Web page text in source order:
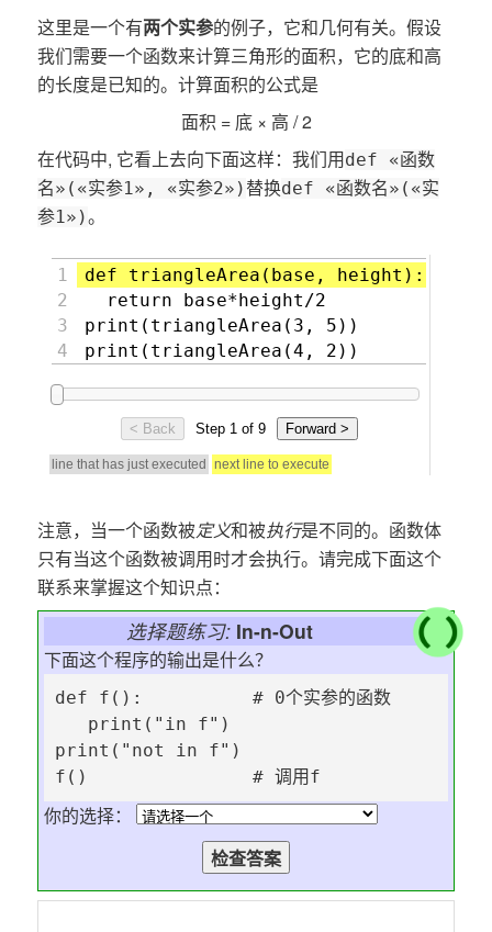
这里是一个有两个实参的例子，它和几何有关。假设
我们需要一个函数来计算三角形的面积，它的底和高
的长度是已知的。计算面积的公式是
面积 = 底 × 高 / 2
在代码中, 它看上去向下面这样：我们用def «函数
名»(«实参1», «实参2») 替换def «函数名»(«实
参1»)。
注意，当一个函数被定义和被执行是不同的。函数体
只有当这个函数被调用时才会执行。请完成下面这个
联系来掌握这个知识点：
选择题练习: In-n-Out
下面这个程序的输出是什么？
def f():          # 0个实参的函数
   print("in f")
print("not in f")
f()               # 调用f
你的选择：